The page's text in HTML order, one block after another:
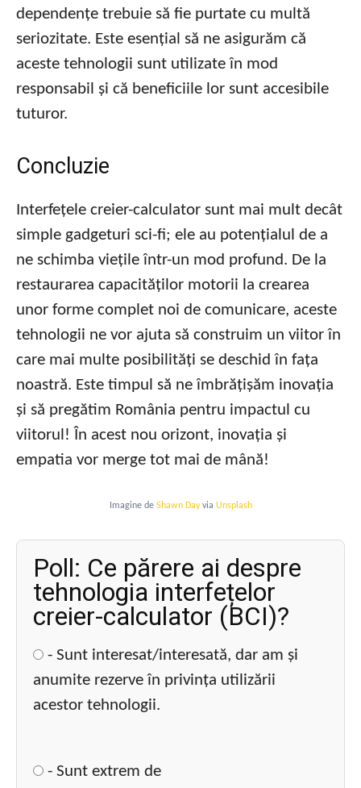
dependențe trebuie să fie purtate cu multă
seriozitate. Este esențial să ne asigurăm că
aceste tehnologii sunt utilizate în mod
responsabil și că beneficiile lor sunt accesibile
tuturor.
Concluzie
Interfețele creier-calculator sunt mai mult decât
simple gadgeturi sci-fi; ele au potențialul de a
ne schimba viețile într-un mod profund. De la
restaurarea capacităților motorii la crearea
unor forme complet noi de comunicare, aceste
tehnologii ne vor ajuta să construim un viitor în
care mai multe posibilități se deschid în fața
noastră. Este timpul să ne îmbrățișăm inovația
și să pregătim România pentru impactul cu
viitorul! În acest nou orizont, inovația și
empatia vor merge tot mai de mână!
Imagine de Shawn Dayvia Unsplash
Poll: Ce părere ai despre
tehnologia interfețelor
creier-calculator (BCI)?
- Sunt interesat/interesată, dar am și
anumite rezerve în privința utilizării
acestor tehnologii.
- Sunt extrem de